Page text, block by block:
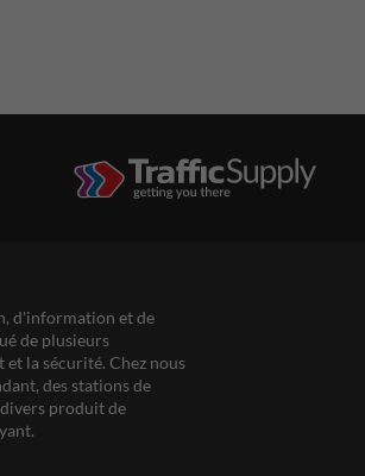
d'information et de
de plusieurs
la sécurité. Chez nous
des stations de
produit de